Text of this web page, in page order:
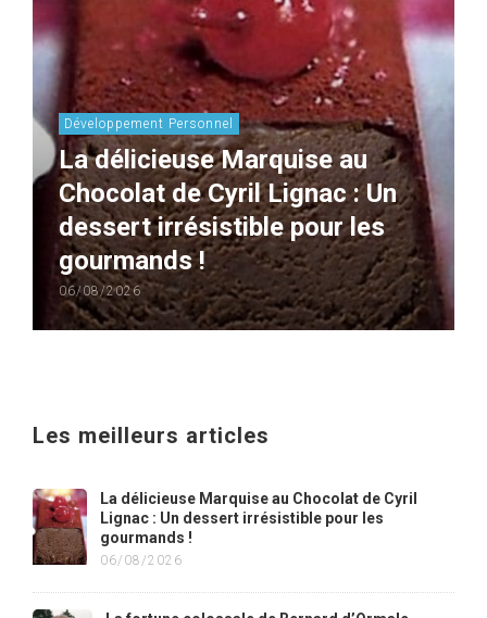
Développement Personnel
La délicieuse Marquise au
Chocolat de Cyril Lignac : Un
dessert irrésistible pour les
gourmands !
06/08/2026
Les meilleurs articles
La délicieuse Marquise au Chocolat de Cyril
Lignac : Un dessert irrésistible pour les
gourmands !
06/08/2026